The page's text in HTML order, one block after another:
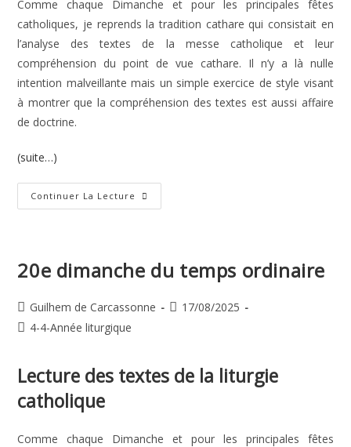
Comme chaque Dimanche et pour les principales fêtes
catholiques, je reprends la tradition cathare qui consistait en
l’analyse des textes de la messe catholique et leur
compréhension du point de vue cathare. Il n’y a là nulle
intention malveillante mais un simple exercice de style visant
à montrer que la compréhension des textes est aussi affaire
de doctrine.
(suite…)
Continuer La Lecture 12e
Dimanche
20e dimanche du temps ordinaire
Auteur/autrice
de
Guilhem de Carcassonne
Publication
17/08/2025
Post4-4-Année liturgique
Lecture des textes de la liturgie
catholique
Comme chaque Dimanche et pour les principales fêtes